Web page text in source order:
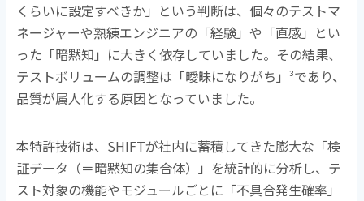
くらいに設定すべきか」という判断は、個々のテストマ
ネージャーや熟練エンジニアの「経験」や「直感」とい
った「暗黙知」に大きく依存していました。その結果、
テストボリュームの調整は「曖昧になりがち」³であり、
品質が属人化する原因となっていました。
本特許技術は、 SHIFTが社内に蓄積してきた膨大な「検
証データ（＝暗黙知の集合体）」を統計的に分析し、テ
スト対象の機能やモジュールごとに「不具合発生確率」